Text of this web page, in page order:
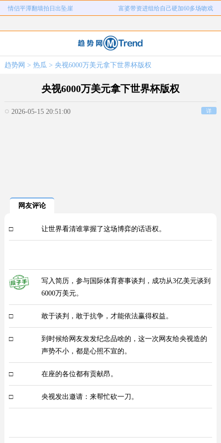
情侣平潭翻墙拍日出坠崖 富婆带资进组给自己硬加60多场吻戏
弊犯罪
1岁宝宝碰坏纸巾盒三亚酒店索赔924 女子开一天一夜空调后二氧化碳中毒
儿子举报身价上亿父亲说家已破碎 女子用漏洞0元买了3千台电器
趋势网 > 热瓜 > 央视6000万美元拿下世界杯版权
央视6000万美元拿下世界杯版权
2026-05-15 20:51:00 详
网友评论
□ 让世界看清谁掌握了这场博弈的话语权。
写入简历，参与国际体育赛事谈判，成功从3亿美元谈到
6000万美元。
□ 敢于谈判，敢于抗争，才能依法赢得权益。
□
到时候给网友发发纪念品啥的，这一次网友给央视造的
声势不小，都是心照不宣的。
□ 在座的各位都有贡献昂。
□ 央视发出邀请：来帮忙砍一刀。